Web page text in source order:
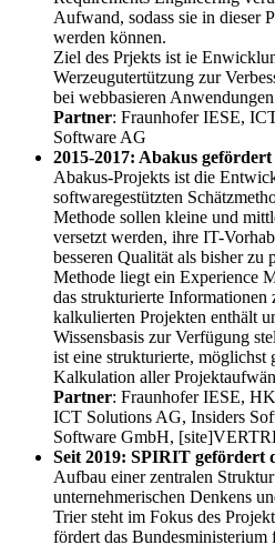
Aufwand, sodass sie in dieser
werden können.
Ziel des Prjekts ist ie
Werzeugutertützung zur
bei webbasieren
Partner: Fraunhofer IESE,
Software AG
2015-2017: Abakus
Abakus-Projekts ist die
softwaregestützten
Methode sollen kleine und
versetzt werden, ihre IT-
besseren Qualität als bisher
Methode liegt ein Experience
das strukturierte Informationen
kalkulierten Projekten enthält
Wissensbasis zur Verfügung
ist eine strukturierte, möglichst
Kalkulation aller
Partner: Fraunhofer IESE,
ICT Solutions AG, Insiders
Software GmbH,
Seit 2019: SPIRIT gefördert
Aufbau einer zentralen
unternehmerischen Denkens
Trier steht im Fokus des
fördert das